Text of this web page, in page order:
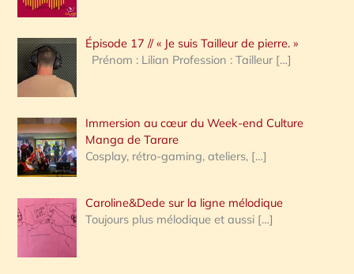
c
h
e
:
Épisode 17 // « Je suis Tailleur de pierre. »
Prénom : Lilian Profession : Tailleur […]
Immersion au cœur du Week-end Culture
Manga de Tarare
Cosplay, rétro-gaming, ateliers, […]
Caroline&Dede sur la ligne mélodique
Toujours plus mélodique et aussi […]